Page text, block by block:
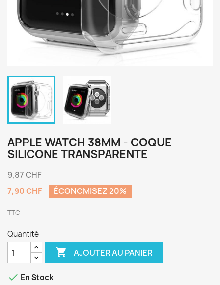
APPLE WATCH 38MM - COQUE
SILICONE TRANSPARENTE
9,87 CHF
7,90 CHF
ÉCONOMISEZ 20%
TTC
Quantité
 AJOUTER AU PANIER
 En Stock